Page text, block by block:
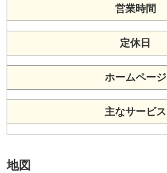
営業時間
定休日
ホームページ
主なサービス
地図